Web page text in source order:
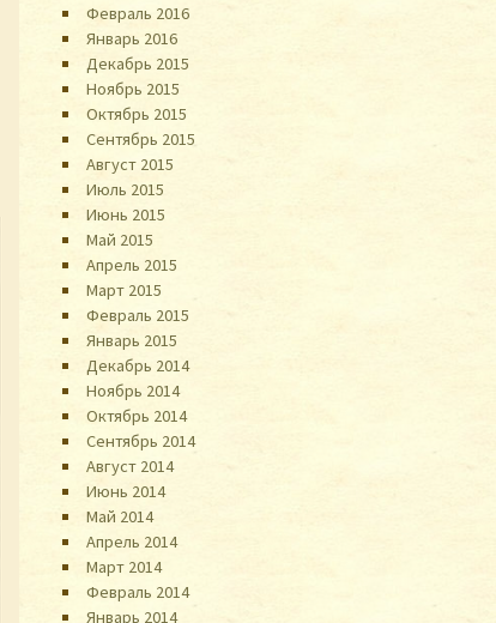
Февраль 2016
Январь 2016
Декабрь 2015
Ноябрь 2015
Октябрь 2015
Сентябрь 2015
Август 2015
Июль 2015
Июнь 2015
Май 2015
Апрель 2015
Март 2015
Февраль 2015
Январь 2015
Декабрь 2014
Ноябрь 2014
Октябрь 2014
Сентябрь 2014
Август 2014
Июнь 2014
Май 2014
Апрель 2014
Март 2014
Февраль 2014
Январь 2014